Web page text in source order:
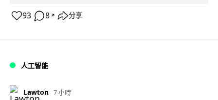
93 8 ↗ 分享
人工智能
Lawton 7 小時